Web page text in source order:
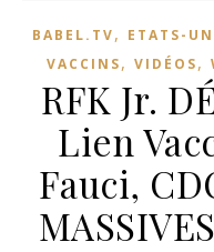
BABEL.TV, ETATS-
VACCINS, VIDÉOS,
RFK Jr.
Lien
Fauci,